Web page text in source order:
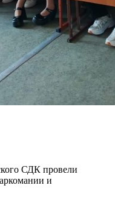
СДК провели
и